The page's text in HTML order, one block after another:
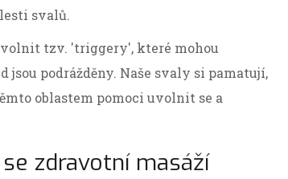
svalů.
tzv. 'triggery', které mohou
podrážděny. Naše svaly si pamatují,
oblastem pomoci uvolnit se a
zdravotní masáží